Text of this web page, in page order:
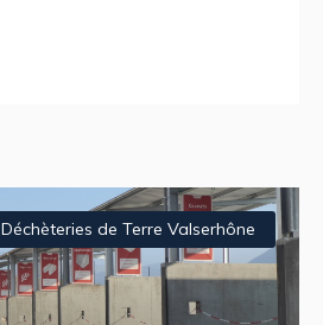
Déchèteries de Terre Valserhône